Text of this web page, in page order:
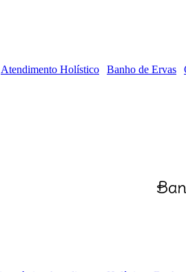
Atendimento Holístico Banho de Ervas